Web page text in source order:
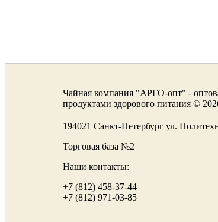
Чайная компания "АРГО-опт" -
продуктами здорового питания ©
194021 Санкт-Петербург ул.
Торговая база №2
Наши контакты:
+7 (812) 458-37-44
+7 (812) 971-03-85